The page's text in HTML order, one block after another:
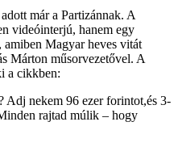
már a Partizánnak. A
videóinterjú, hanem egy
amiben Magyar heves vitát
Márton műsorvezetővel. A
a cikkben:
Adj nekem 96 ezer forintot,és 3-
rajtad múlik – hogy